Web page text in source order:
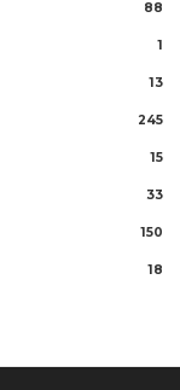
88
1
13
245
15
33
150
18